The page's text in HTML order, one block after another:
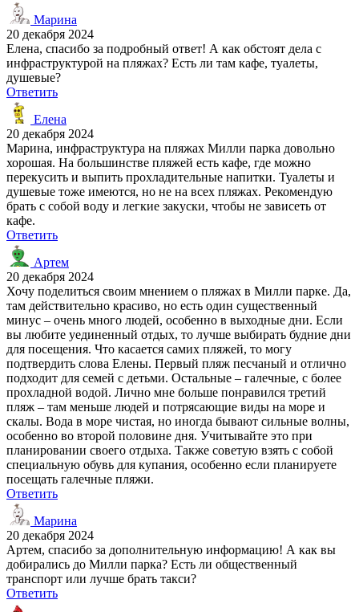
Марина
20 декабря 2024
Елена, спасибо за подробный ответ! А как обстоят дела с
инфраструктурой на пляжах? Есть ли там кафе, туалеты,
душевые?
Ответить
Елена
20 декабря 2024
Марина, инфраструктура на пляжах Милли парка довольно
хорошая. На большинстве пляжей есть кафе, где можно
перекусить и выпить прохладительные напитки. Туалеты и
душевые тоже имеются, но не на всех пляжах. Рекомендую
брать с собой воду и легкие закуски, чтобы не зависеть от
кафе.
Ответить
Артем
20 декабря 2024
Хочу поделиться своим мнением о пляжах в Милли парке. Да,
там действительно красиво, но есть один существенный
минус – очень много людей, особенно в выходные дни. Если
вы любите уединенный отдых, то лучше выбирать будние дни
для посещения. Что касается самих пляжей, то могу
подтвердить слова Елены. Первый пляж песчаный и отлично
подходит для семей с детьми. Остальные – галечные, с более
прохладной водой. Лично мне больше понравился третий
пляж – там меньше людей и потрясающие виды на море и
скалы. Вода в море чистая, но иногда бывают сильные волны,
особенно во второй половине дня. Учитывайте это при
планировании своего отдыха. Также советую взять с собой
специальную обувь для купания, особенно если планируете
посещать галечные пляжи.
Ответить
Марина
20 декабря 2024
Артем, спасибо за дополнительную информацию! А как вы
добирались до Милли парка? Есть ли общественный
транспорт или лучше брать такси?
Ответить